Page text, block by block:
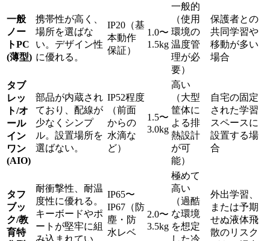
一般
ノー
トPC
(薄型)
携帯性が高く、
場所を選ばな
い。デザイン性
に優れる。
IP20（基
本動作
保証）
1.0〜
1.5kg
一般的
（使用
環境の
温度管
理が必
要）
保護者との
共同学習や
移動が多い
場合
タブ
レッ
ト/オ
ール
イン
ワン
(AIO)
部品が内蔵され
ており、配線が
少なくシンプ
ル。設置場所を
選ばない。
IP52程度
（前面
からの
水滴な
ど）
1.5〜
3.0kg
高い
（大型
筐体に
よる排
熱設計
が可
能）
自宅の固定
された学習
スペースに
設置する場
合
タフ
ブッ
ク/教
育特
耐衝撃性、耐温
度性に優れる。
キーボードやポ
ートが堅牢に組
み込まれてい
IP65〜
IP67（防
塵・防
水レベ
2.0〜
3.5kg
極めて
高い
（過酷
な環境
を想定
した冷
外出学習、
または予期
せぬ液体飛
散のリスク